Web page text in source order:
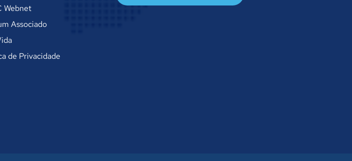
Webnet
Associado
de Privacidade